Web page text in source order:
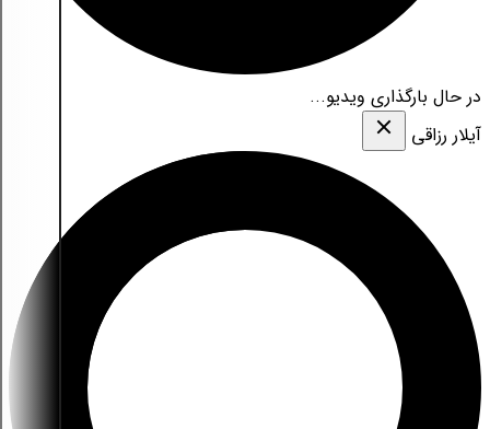
در حال بارگذاری ویدیو...
آیلار رزاقی